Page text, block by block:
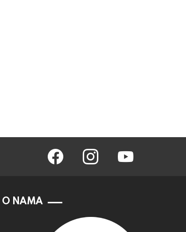
facebook instagram youtube
O NAMA